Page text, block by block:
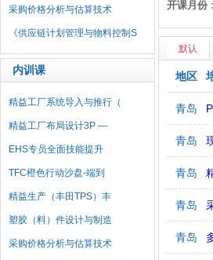
采购价格分析与估算技术
《供应链计划管理与物料控制S
内训课
精益工厂系统导入与推行（
精益工厂布局设计3P —
EHS专员全面技能提升
TFC橙色行动沙盘-端到
精益生产（丰田TPS）丰
塑胶（料）件设计与制造
采购价格分析与估算技术
开课月份：
默认
地区
青岛
青岛
青岛
青岛
青岛